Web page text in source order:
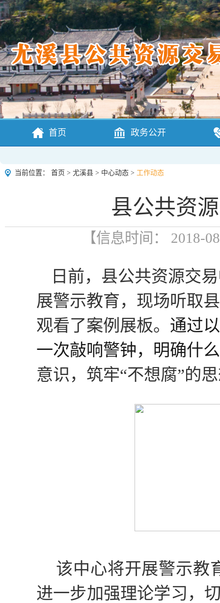
首页 政务公开
当前位置： 首页 > 尤溪县 > 中心动态 > 工作动态
县公共资
【信息时间： 2018-
日前， 县公共资源交
展警示教育，现场听取
观看了案例展板。 通过
一次敲响警钟，明确什
意识，筑牢“不想腐”的
该中心将开展警示教
进一步加强理论学习，